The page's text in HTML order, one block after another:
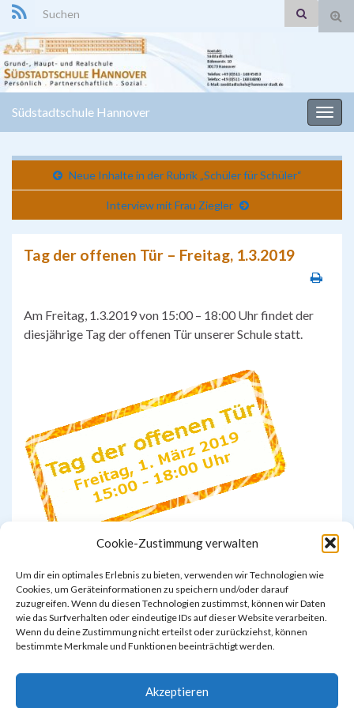
Cookie-Zustimmung verwalten
Um dir ein optimales Erlebnis zu bieten, verwenden wir Technologien wie
Cookies, um Geräteinformationen zu speichern und/oder darauf
zuzugreifen. Wenn du diesen Technologien zustimmst, können wir Daten
wie das Surfverhalten oder eindeutige IDs auf dieser Website verarbeiten.
Wenn du deine Zustimmung nicht erteilst oder zurückziehst, können
bestimmte Merkmale und Funktionen beeinträchtigt werden.
Akzeptieren
Search for:
Südstadtschule Hannover
Neue Inhalte in der Rubrik „Schüler für Schüler“
Interview mit Frau Ziegler
Tag der offenen Tür – Freitag, 1.3.2019
Am Freitag, 1.3.2019 von 15:00 – 18:00 Uhr findet der
diesjährige Tag der offenen Tür unserer Schule statt.